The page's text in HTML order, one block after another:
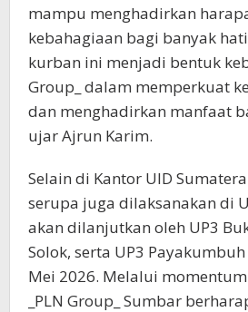
mampu menghadirkan
kebahagiaan bagi banyak
kurban ini menjadi bentuk
Group_ dalam memperkuat
dan menghadirkan manfaat
ujar Ajrun Karim.
Selain di Kantor UID
serupa juga dilaksanakan di
akan dilanjutkan oleh UP3
Solok, serta UP3
Mei 2026. Melalui
_PLN Group_ Sumbar